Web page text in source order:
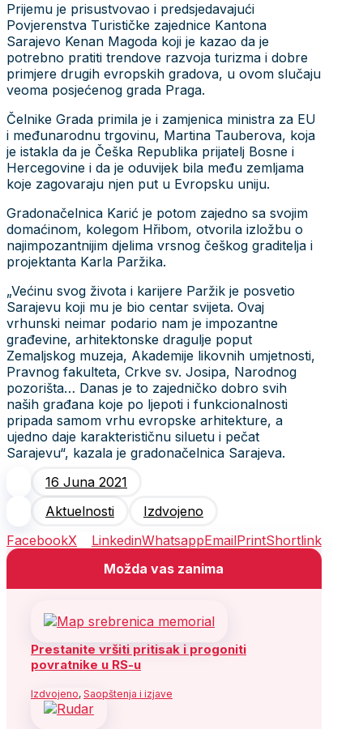
Prijemu je prisustvovao i predsjedavajući
Povjerenstva Turističke zajednice Kantona
Sarajevo Kenan Magoda koji je kazao da je
potrebno pratiti trendove razvoja turizma i dobre
primjere drugih evropskih gradova, u ovom slučaju
veoma posjećenog grada Praga.
Čelnike Grada primila je i zamjenica ministra za EU
i međunarodnu trgovinu, Martina Tauberova, koja
je istakla da je Češka Republika prijatelj Bosne i
Hercegovine i da je oduvijek bila među zemljama
koje zagovaraju njen put u Evropsku uniju.
Gradonačelnica Karić je potom zajedno sa svojim
domaćinom, kolegom Hřibom, otvorila izložbu o
najimpozantnijim djelima vrsnog češkog graditelja i
projektanta Karla Paržika.
„Većinu svog života i karijere Paržik je posvetio
Sarajevu koji mu je bio centar svijeta. Ovaj
vrhunski neimar podario nam je impozantne
građevine, arhitektonske dragulje poput
Zemaljskog muzeja, Akademije likovnih umjetnosti,
Pravnog fakulteta, Crkve sv. Josipa, Narodnog
pozorišta… Danas je to zajedničko dobro svih
naših građana koje po ljepoti i funkcionalnosti
pripada samom vrhu evropske arhitekture, a
ujedno daje karakterističnu siluetu i pečat
Sarajevu“, kazala je gradonačelnica Sarajeva.
16 Juna 2021
Aktuelnosti
Izdvojeno
FacebookX LinkedinWhatsappEmailPrintShortlink
Možda vas zanima
Prestanite vršiti pritisak i progoniti
povratnike u RS-u
Izdvojeno, Saopštenja i izjave